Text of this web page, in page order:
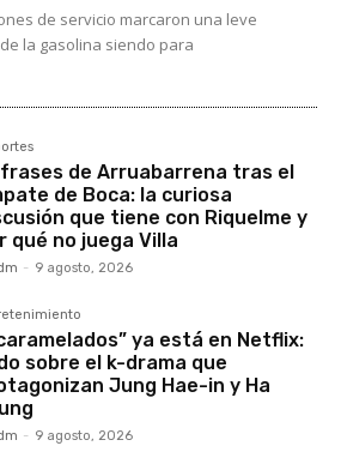
de servicio marcaron una leve
la gasolina siendo para
frases de Arruabarrena tras el
de Boca: la curiosa
que tiene con Riquelme y
qué no juega Villa
- 9 agosto, 2026
ya está en Netflix:
sobre el k-drama que
Jung Hae-in y Ha
- 9 agosto, 2026